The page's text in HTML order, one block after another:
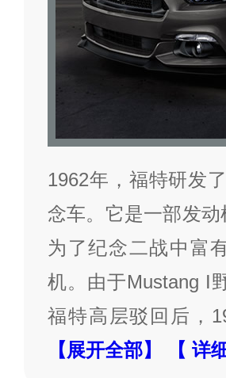
1962年，福特研发
念车。它是一部发
为了纪念二战中富
机。由于Mustang I
福特高层驳回后，
【展开全部】
【 详